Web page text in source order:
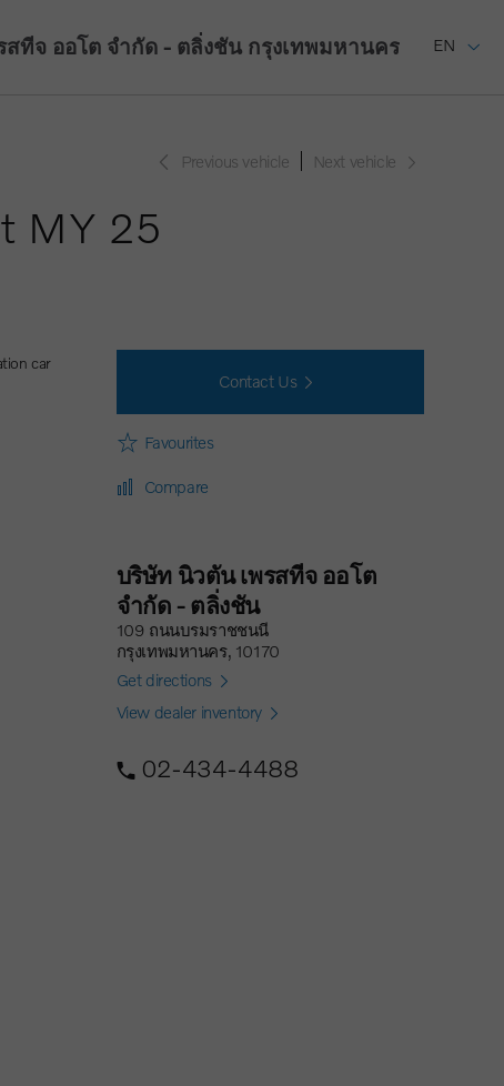
ทีจ ออโต จำกัด - ตลิ่งชัน กรุงเทพมหานคร EN
Previous vehicle Next vehicle
MY 25
car
Contact Us
Favourites
Compare
บริษัท นิวตัน เพรสทีจ ออโต
จำกัด - ตลิ่งชัน
109 ถนนบรมราชชนนี
กรุงเทพมหานคร, 10170
Get directions
View dealer inventory
02-434-4488